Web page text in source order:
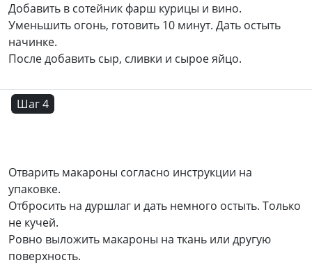
Добавить в сотейник фарш курицы и вино.
Уменьшить огонь, готовить 10 минут. Дать остыть
начинке.
После добавить сыр, сливки и сырое яйцо.
Шаг 4
Отварить макароны согласно инструкции на
упаковке.
Отбросить на дуршлаг и дать немного остыть. Только
не кучей.
Ровно выложить макароны на ткань или другую
поверхность.